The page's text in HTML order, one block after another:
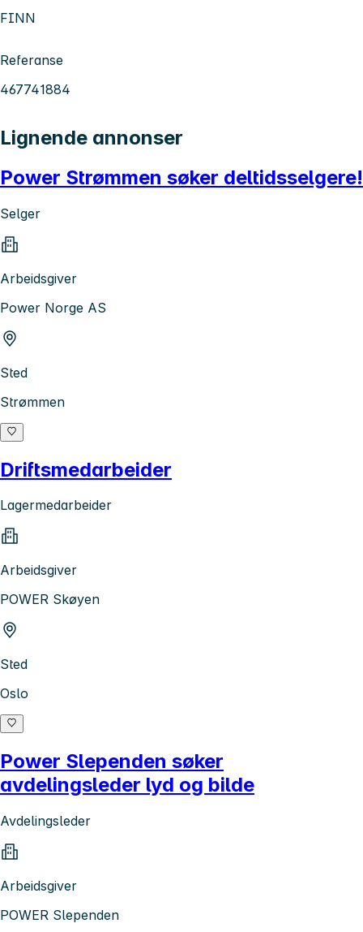
FINN
Referanse
467741884
Lignende annonser
Power Strømmen søker deltidsselgere!
Selger
Arbeidsgiver
Power Norge AS
Sted
Strømmen
Driftsmedarbeider
Lagermedarbeider
Arbeidsgiver
POWER Skøyen
Sted
Oslo
Power Slependen søker
avdelingsleder lyd og bilde
Avdelingsleder
Arbeidsgiver
POWER Slependen